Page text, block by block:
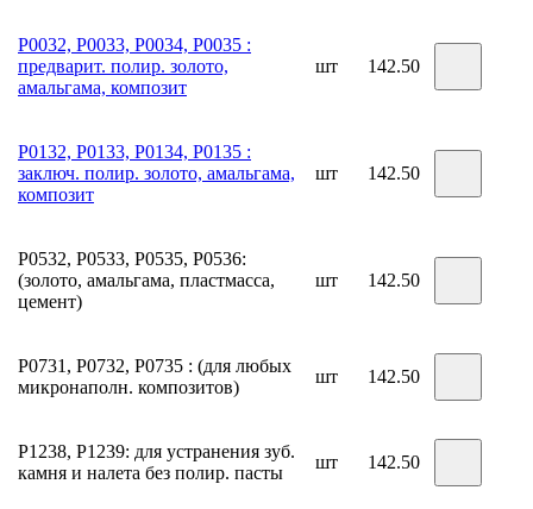
Р0032, Р0033, Р0034, Р0035 :
предварит. полир. золото,
амальгама, композит
шт 142.50
Р0132, Р0133, Р0134, Р0135 :
заключ. полир. золото, амальгама,
композит
шт 142.50
Р0532, Р0533, Р0535, Р0536:
(золото, амальгама, пластмасса,
цемент)
шт 142.50
Р0731, Р0732, Р0735 : (для любых
микронаполн. композитов)
шт 142.50
Р1238, Р1239: для устранения зуб.
камня и налета без полир. пасты
шт 142.50